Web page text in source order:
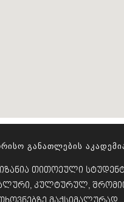
Განათლების
თითოეული
კულტურულ,